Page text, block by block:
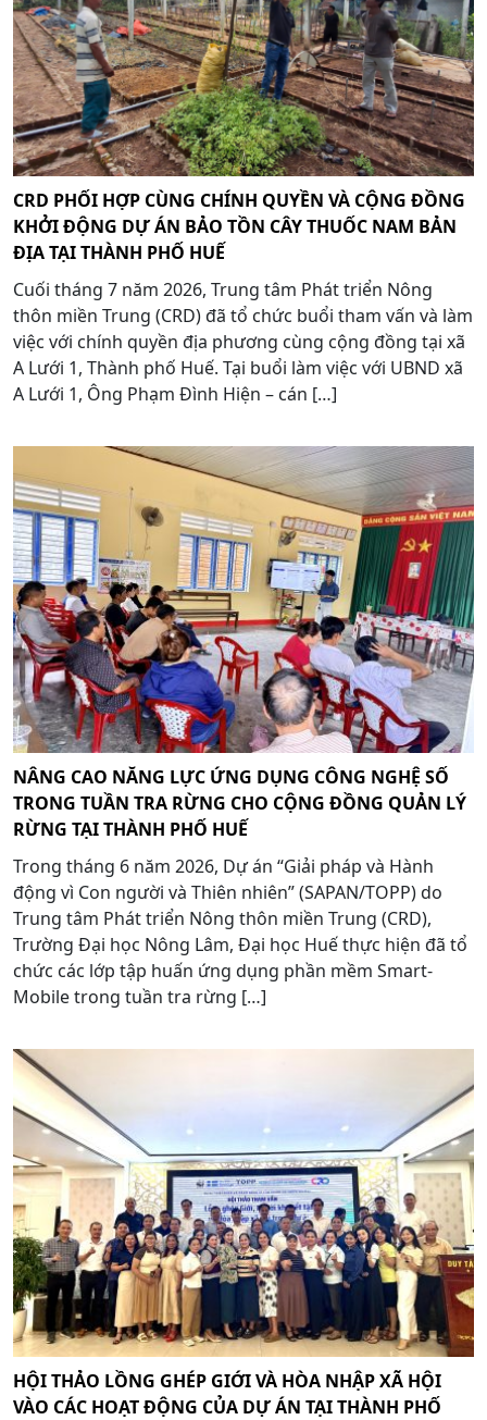
CRD PHỐI HỢP CÙNG CHÍNH QUYỀN VÀ CỘNG ĐỒNG
KHỞI ĐỘNG DỰ ÁN BẢO TỒN CÂY THUỐC NAM BẢN
ĐỊA TẠI THÀNH PHỐ HUẾ
Cuối tháng 7 năm 2026, Trung tâm Phát triển Nông
thôn miền Trung (CRD) đã tổ chức buổi tham vấn và làm
việc với chính quyền địa phương cùng cộng đồng tại xã
A Lưới 1, Thành phố Huế. Tại buổi làm việc với UBND xã
A Lưới 1, Ông Phạm Đình Hiện – cán […]
NÂNG CAO NĂNG LỰC ỨNG DỤNG CÔNG NGHỆ SỐ
TRONG TUẦN TRA RỪNG CHO CỘNG ĐỒNG QUẢN LÝ
RỪNG TẠI THÀNH PHỐ HUẾ
Trong tháng 6 năm 2026, Dự án “Giải pháp và Hành
động vì Con người và Thiên nhiên” (SAPAN/TOPP) do
Trung tâm Phát triển Nông thôn miền Trung (CRD),
Trường Đại học Nông Lâm, Đại học Huế thực hiện đã tổ
chức các lớp tập huấn ứng dụng phần mềm Smart-
Mobile trong tuần tra rừng […]
HỘI THẢO LỒNG GHÉP GIỚI VÀ HÒA NHẬP XÃ HỘI
VÀO CÁC HOẠT ĐỘNG CỦA DỰ ÁN TẠI THÀNH PHỐ